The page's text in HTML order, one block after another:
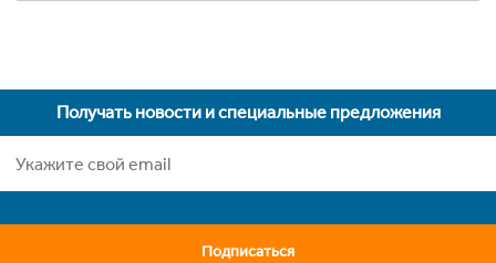
Получать новости и специальные предложения
Подписаться